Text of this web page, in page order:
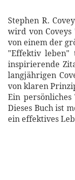
Stephen R.
wird von
von einem der
"Effektiv leben"
inspirierende
langjährigen
von klaren
Ein
Dieses Buch ist
ein effektives